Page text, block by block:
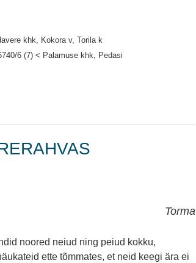
khk, Kokora v, Torila k
6 (7) < Palamuse khk, Pedasi
Torma
noored neiud ning peiud kokku,
ette tõmmates, et neid keegi ära ei